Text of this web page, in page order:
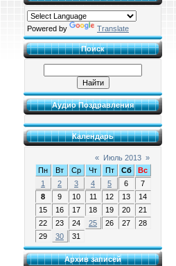
Powered by Translate
Поиск
Аудио Поздравления
Календарь
« Июль 2013 »
Пн
Вт Ср Чт Пт Сб
Вс
1
2 3 4 5 6
7
8
9 10 11 12 13
14
15
16 17 18 19 20
21
22
23 24 25 26 27
28
29
30 31
Архив записей